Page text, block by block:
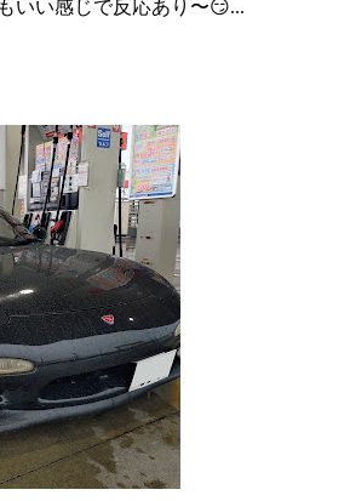
いい感じで反応あり〜😏...